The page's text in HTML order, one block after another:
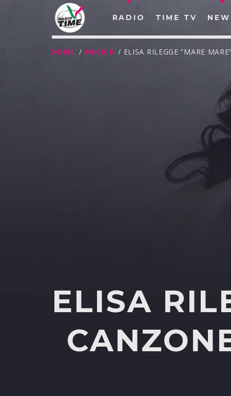
RADIO TIME TV
HOME / MUSICA / ELISA RILEGGE “MARE
ELISA